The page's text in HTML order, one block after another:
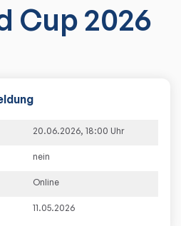
Cup 2026
20.06.2026, 18:00 Uhr
nein
Online
11.05.2026